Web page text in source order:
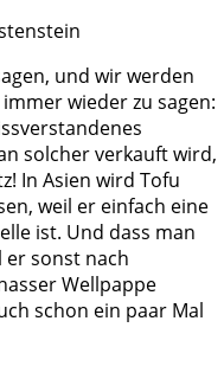
und wir werden
wieder zu sagen:
solcher verkauft wird,
In Asien wird Tofu
weil er einfach eine
ist. Und dass man
er sonst nach
Wellpappe
schon ein paar Mal